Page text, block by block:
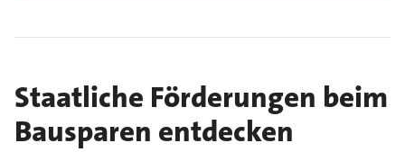
Staatliche Förderungen beim
Bausparen entdecken